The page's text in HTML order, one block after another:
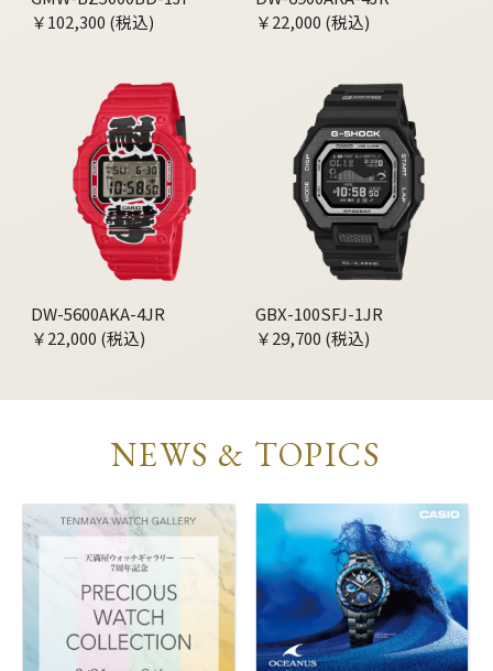
￥102,300 (税込)
￥22,000 (税込)
DW-5600AKA-4JR
￥22,000 (税込)
GBX-100SFJ-1JR
￥29,700 (税込)
NEWS & TOPICS